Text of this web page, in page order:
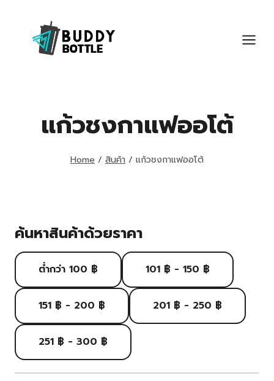
content
แก้วชงกาแฟออโต้
Home / สินค้า / แก้วชงกาแฟออโต้
ค้นหาสินค้าด้วยราคา
ต่ำกว่า 100 ฿ 101 ฿ - 150 ฿
151 ฿ - 200 ฿ 201 ฿ - 250 ฿
251 ฿ - 300 ฿